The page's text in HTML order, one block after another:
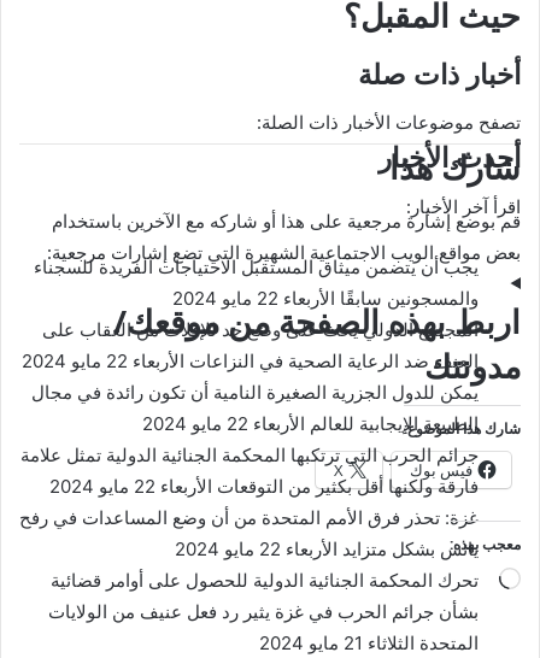
حيث المقبل؟
أخبار ذات صلة
تصفح موضوعات الأخبار ذات الصلة:
أحدث الأخبار
اقرأ آخر الأخبار:
يجب أن يتضمن ميثاق المستقبل الاحتياجات الفريدة للسجناء
والمسجونين سابقًا الأربعاء 22 مايو 2024
المجتمع الدولي يحث على وضع حد للإفلات من العقاب على
العنف ضد الرعاية الصحية في النزاعات الأربعاء 22 مايو 2024
يمكن للدول الجزرية الصغيرة النامية أن تكون رائدة في مجال
الطبيعة الإيجابية للعالم الأربعاء 22 مايو 2024
جرائم الحرب التي ترتكبها المحكمة الجنائية الدولية تمثل علامة
فارقة ولكنها أقل بكثير من التوقعات الأربعاء 22 مايو 2024
غزة: تحذر فرق الأمم المتحدة من أن وضع المساعدات في رفح
يائس بشكل متزايد الأربعاء 22 مايو 2024
تحرك المحكمة الجنائية الدولية للحصول على أوامر قضائية
بشأن جرائم الحرب في غزة يثير رد فعل عنيف من الولايات
المتحدة الثلاثاء 21 مايو 2024
شارك هذا
قم بوضع إشارة مرجعية على هذا أو شاركه مع الآخرين باستخدام
بعض مواقع الويب الاجتماعية الشهيرة التي تضع إشارات مرجعية:
اربط بهذه الصفحة من موقعك/
مدونتك
شارك هذا الموضوع:
فيس بوك X
معجب بهذه:
جاري
التحميل…